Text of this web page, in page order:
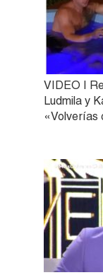
VIDEO |
Ludmila y
«Volverías